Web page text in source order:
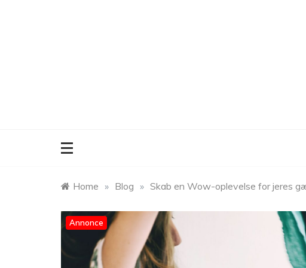
Home » Blog » Skab en Wow-oplevelse for jeres
Annonce